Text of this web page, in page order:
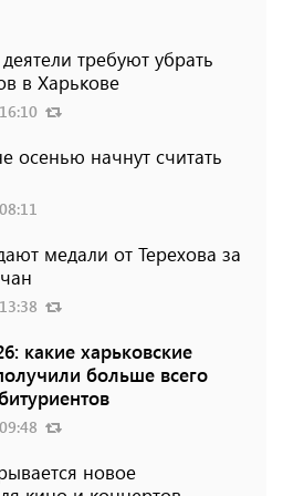
требуют убрать
в Харькове
осенью начнут считать
медали от Терехова за
какие харьковские
больше всего
новое